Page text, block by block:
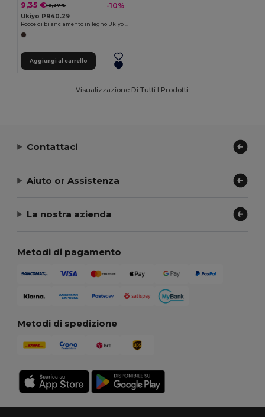
9,35 €10,37 € -10%
Ukiyo P940.29
Rocce di bilanciamento in legno Ukiyo Crios in astuccio
Aggiungi al carrello
Visualizzazione Di Tutti I Prodotti.
Contattaci
Aiuto or Assistenza
La nostra azienda
Metodi di pagamento
Metodi di spedizione